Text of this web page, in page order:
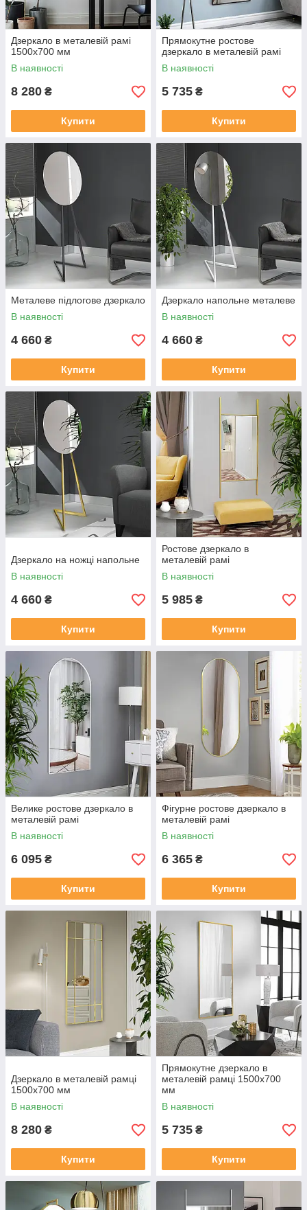
Дзеркало в металевій рамі
1500х700 мм
В наявності
8 280 ₴
Купити
Прямокутне ростове
дзеркало в металевій рамі
В наявності
5 735 ₴
Купити
Металеве підлогове дзеркало
В наявності
4 660 ₴
Купити
Дзеркало напольне металеве
В наявності
4 660 ₴
Купити
Дзеркало на ножці напольне
В наявності
4 660 ₴
Купити
Ростове дзеркало в
металевій рамі
В наявності
5 985 ₴
Купити
Велике ростове дзеркало в
металевій рамі
В наявності
6 095 ₴
Купити
Фігурне ростове дзеркало в
металевій рамі
В наявності
6 365 ₴
Купити
Дзеркало в металевій рамці
1500х700 мм
В наявності
8 280 ₴
Купити
Прямокутне дзеркало в
металевій рамці 1500х700
мм
В наявності
5 735 ₴
Купити